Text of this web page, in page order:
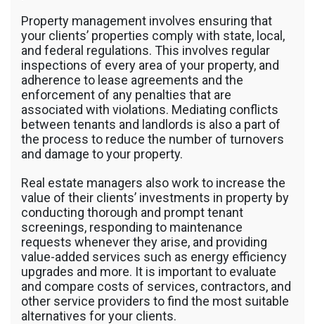
Property management involves ensuring that
your clients’ properties comply with state, local,
and federal regulations. This involves regular
inspections of every area of your property, and
adherence to lease agreements and the
enforcement of any penalties that are
associated with violations. Mediating conflicts
between tenants and landlords is also a part of
the process to reduce the number of turnovers
and damage to your property.
Real estate managers also work to increase the
value of their clients’ investments in property by
conducting thorough and prompt tenant
screenings, responding to maintenance
requests whenever they arise, and providing
value-added services such as energy efficiency
upgrades and more. It is important to evaluate
and compare costs of services, contractors, and
other service providers to find the most suitable
alternatives for your clients.